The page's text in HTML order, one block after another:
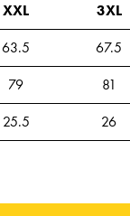
XXL 3XL
63.5 67.5
79 81
25.5 26